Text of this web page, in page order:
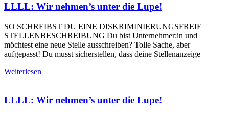
LLLL: Wir nehmen’s unter die Lupe!
SO SCHREIBST DU EINE DISKRIMINIERUNGSFREIE
STELLENBESCHREIBUNG Du bist Unternehmer:in und
möchtest eine neue Stelle ausschreiben? Tolle Sache, aber
aufgepasst! Du musst sicherstellen, dass deine Stellenanzeige
Weiterlesen
LLLL: Wir nehmen’s unter die Lupe!